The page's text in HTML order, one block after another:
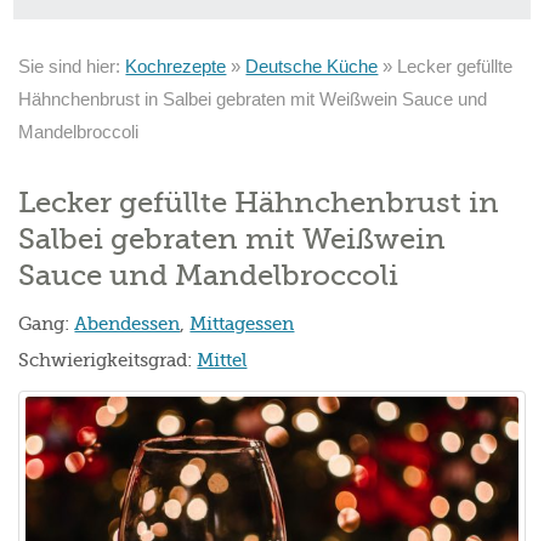
Sie sind hier: Kochrezepte » Deutsche Küche » Lecker gefüllte
Hähnchenbrust in Salbei gebraten mit Weißwein Sauce und
Mandelbroccoli
Lecker gefüllte Hähnchenbrust in
Salbei gebraten mit Weißwein
Sauce und Mandelbroccoli
Gang:Abendessen,Mittagessen
Schwierigkeitsgrad:Mittel